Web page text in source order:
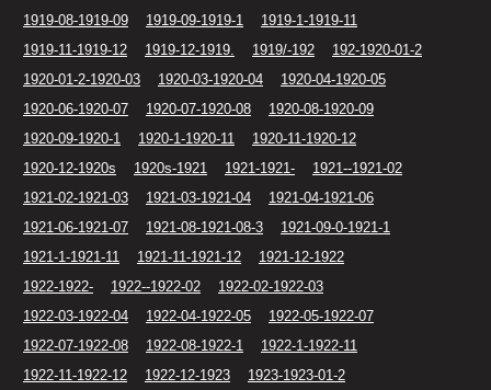
1919-08-1919-09
1919-09-1919-1
1919-1-1919-11
1919-11-1919-12
1919-12-1919. 1919/-192
192-1920-01-2
1920-01-2-1920-03
1920-03-1920-04
1920-04-1920-05
1920-06-1920-07
1920-07-1920-08
1920-08-1920-09
1920-09-1920-1
1920-1-1920-11
1920-11-1920-12
1920-12-1920s
1920s-1921 1921-1921-
1921--1921-02
1921-02-1921-03
1921-03-1921-04
1921-04-1921-06
1921-06-1921-07
1921-08-1921-08-3
1921-09-0-1921-1
1921-1-1921-11
1921-11-1921-12
1921-12-1922
1922-1922-
1922--1922-02
1922-02-1922-03
1922-03-1922-04
1922-04-1922-05
1922-05-1922-07
1922-07-1922-08
1922-08-1922-1
1922-1-1922-11
1922-11-1922-12
1922-12-1923
1923-1923-01-2